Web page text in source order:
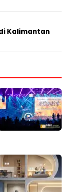
Kalimantan